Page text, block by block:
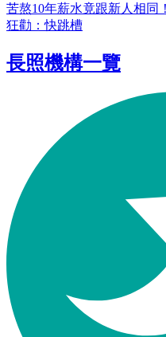
苦熬10年薪水竟跟新人相
狂勸：快跳槽
長照機構一覽